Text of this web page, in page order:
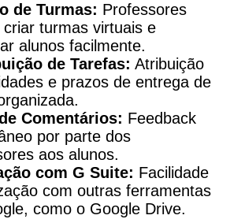
de Turmas: Professores
criar turmas virtuais e
alunos facilmente.
de Tarefas: Atribuição
e prazos de entrega de
Comentários: Feedback
por parte dos
aos alunos.
com G Suite: Facilidade
com outras ferramentas
como o Google Drive.